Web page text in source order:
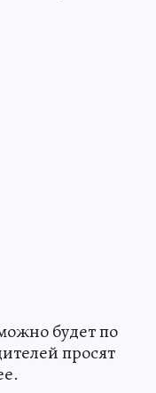
будет по
просят